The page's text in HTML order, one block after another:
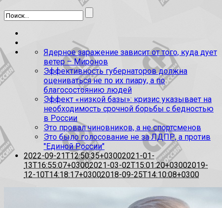
Ядерное заражение зависит от того, куда дует
ветер – Миронов
Эффективность губернаторов должна
оцениваться не по их пиару, а по
благосостоянию людей
Эффект «низкой базы»: кризис указывает на
необходимость срочной борьбы с бедностью
в России
Это провал чиновников, а не спортсменов
Это было голосование не за ЛДПР, а против
"Единой России"
2022-09-21T12:50:35+03002021-01-
13T16:55:07+03002021-03-02T15:01:20+03002019-
12-10T14:18:17+03002018-09-25T14:10:08+0300